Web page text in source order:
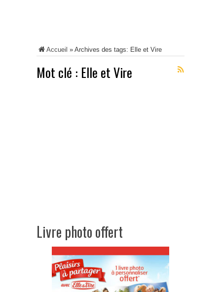
Accueil » Archives des tags: Elle et Vire
Mot clé : Elle et Vire
Livre photo offert